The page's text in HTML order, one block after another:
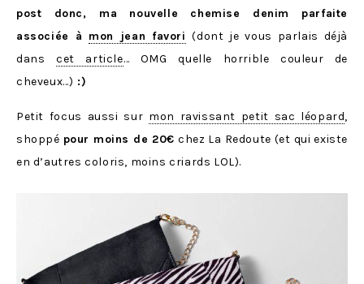
post donc, ma nouvelle chemise denim parfaite
associée à mon jean favori (dont je vous parlais déjà
danscet article… OMG quelle horrible couleur de
cheveux…) :)
Petit focus aussi sur mon ravissant petit sac léopard,
shoppé pour moins de 20€ chez La Redoute (et qui existe
en d’autres coloris, moins criards LOL).